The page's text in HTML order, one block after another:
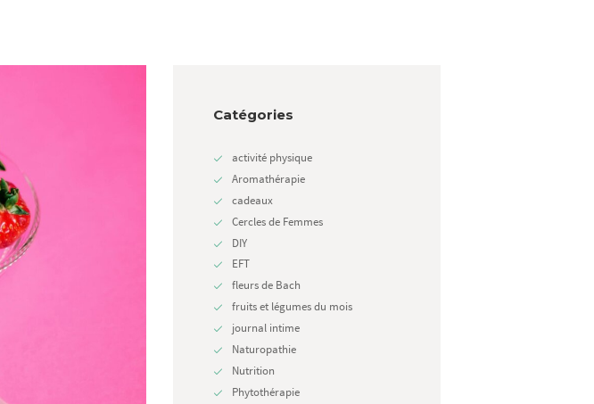
Catégories
activité physique
Aromathérapie
cadeaux
Cercles de Femmes
DIY
EFT
fleurs de Bach
fruits et légumes du mois
journal intime
Naturopathie
Nutrition
Phytothérapie